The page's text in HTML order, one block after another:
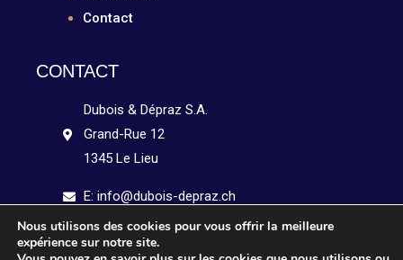
Contact
CONTACT
Dubois & Dépraz S.A.
Grand-Rue 12
1345 Le Lieu
E: info@dubois-depraz.ch
Tél: +41 21 841 15 51
Nous utilisons des cookies pour vous offrir la meilleure
expérience sur notre site.